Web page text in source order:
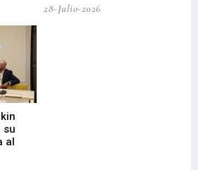
28-Julio-2026
su
al